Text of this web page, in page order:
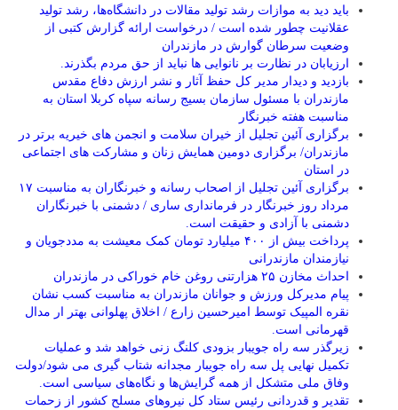
باید دید به موازات رشد تولید مقالات در دانشگاه‌ها، رشد تولید
عقلانیت چطور شده است / درخواست ارائه گزارش کتبی از
وضعیت سرطان گوارش در مازندران
ارزیابان در نظارت بر نانوایی ها نباید از حق مردم بگذرند.
بازدید و دیدار مدیر کل حفظ آثار و نشر ارزش دفاع مقدس
مازندران با مسئول سازمان بسیج رسانه سپاه کربلا استان به
مناسبت هفته خبرنگار
برگزاری آئین تجلیل از خیران سلامت و انجمن های خیریه برتر در
مازندران/ برگزاری دومین همایش زنان و مشارکت های اجتماعی
در استان
برگزاری آئین تجلیل از اصحاب رسانه و خبرنگاران به مناسبت ۱۷
مرداد روز خبرنگار در فرمانداری ساری / دشمنی با خبرنگاران
دشمنی با آزادی و حقیقت است.
پرداخت بیش از ۴۰۰ میلیارد تومان کمک معیشت به مددجویان و
نیازمندان مازندرانی
احداث مخازن ۲۵ هزارتنی روغن خام خوراکی در مازندران
پیام مدیرکل ورزش و جوانان مازندران به مناسبت کسب نشان
نقره المپیک توسط امیرحسین زارع / اخلاق پهلوانی بهتر ار مدال
قهرمانی است.
زیرگذر سه راه جویبار بزودی کلنگ زنی خواهد شد و عملیات
تکمیل نهایی پل سه راه جویبار مجدانه شتاب گیری می شود/دولت
وفاق ملی متشکل از همه گرایش‌ها و نگاه‌های سیاسی است.
تقدیر و قدردانی رئیس ستاد کل نیرو‌های مسلح کشور از زحمات